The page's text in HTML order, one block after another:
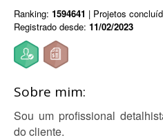
Ranking: 1594641 | Projetos
Registrado desde: 11/02/2023
Sobre mim:
Sou um profissional
do cliente.